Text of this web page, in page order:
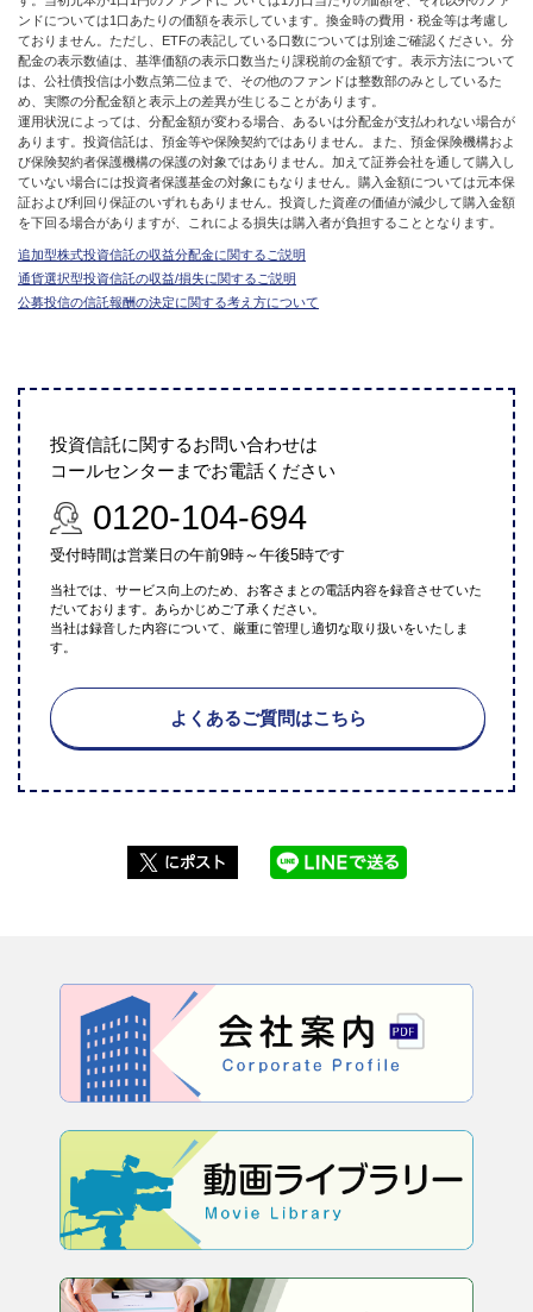
ンドについては1口あたりの価額を表示しています。換金時の費用・税金等は考慮し
ておりません。ただし、ETFの表記している口数については別途ご確認ください。分
配金の表示数値は、基準価額の表示口数当たり課税前の金額です。表示方法について
は、公社債投信は小数点第二位まで、その他のファンドは整数部のみとしているた
め、実際の分配金額と表示上の差異が生じることがあります。
運用状況によっては、分配金額が変わる場合、あるいは分配金が支払われない場合が
あります。投資信託は、預金等や保険契約ではありません。また、預金保険機構およ
び保険契約者保護機構の保護の対象ではありません。加えて証券会社を通して購入し
ていない場合には投資者保護基金の対象にもなりません。購入金額については元本保
証および利回り保証のいずれもありません。投資した資産の価値が減少して購入金額
を下回る場合がありますが、これによる損失は購入者が負担することとなります。
追加型株式投資信託の収益分配金に関するご説明
通貨選択型投資信託の収益/損失に関するご説明
公募投信の信託報酬の決定に関する考え方について
投資信託に関するお問い合わせは
コールセンターまでお電話ください
0120-104-694
受付時間は営業日の午前9時～午後5時です
当社では、サービス向上のため、お客さまとの電話内容を録音させていた
だいております。あらかじめご了承ください。
当社は録音した内容について、厳重に管理し適切な取り扱いをいたしま
す。
よくあるご質問はこちら